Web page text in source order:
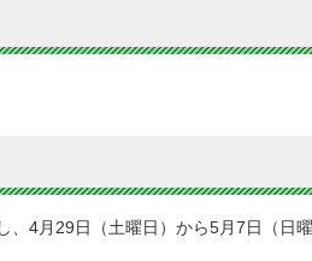
4月29日（土曜日）から5月7日（日